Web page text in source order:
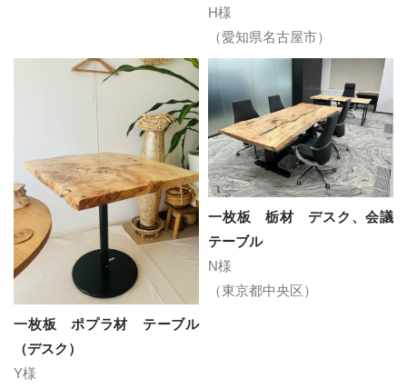
H様
（愛知県名古屋市）
一枚板 ポプラ材 テーブル
（デスク）
Y様
一枚板 栃材 デスク、会議
テーブル
N様
（東京都中央区）